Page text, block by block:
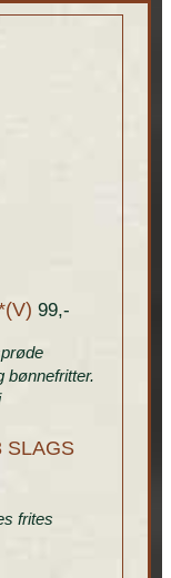
99,-
bønnefritter.
SLAGS
frites